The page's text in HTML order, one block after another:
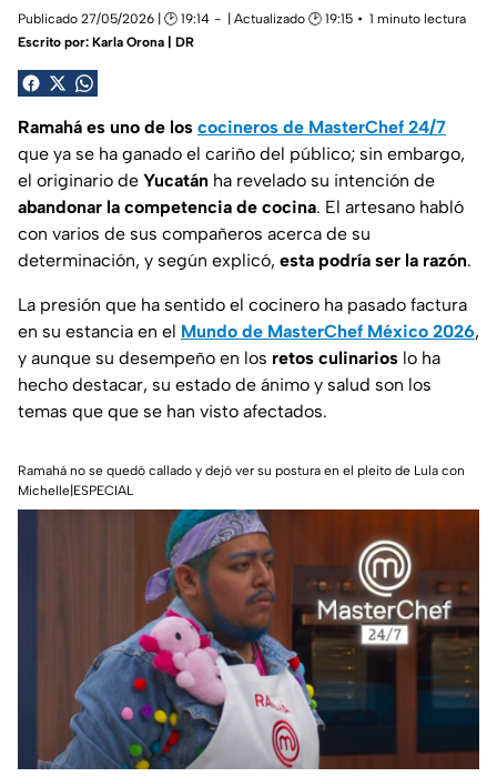
Publicado 27/05/2026 | 🕑 19:14 | Actualizado 🕑 19:15
1 minuto lectura
Escrito por: Karla Orona | DR
Ramahá es uno de los cocineros de MasterChef 24/7
que ya se ha ganado el cariño del público; sin embargo,
el originario de Yucatán ha revelado su intención de
abandonar la competencia de cocina. El artesano habló
con varios de sus compañeros acerca de su
determinación, y según explicó, esta podría ser la razón.
La presión que ha sentido el cocinero ha pasado factura
en su estancia en el Mundo de MasterChef México 2026,
y aunque su desempeño en los retos culinarios lo ha
hecho destacar, su estado de ánimo y salud son los
temas que que se han visto afectados.
Ramahá no se quedó callado y dejó ver su postura en el pleito de Lula con
Michelle|ESPECIAL